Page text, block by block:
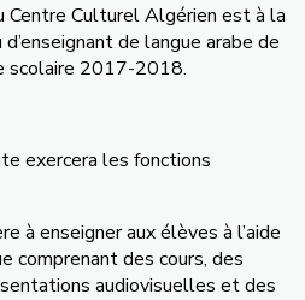
Centre Culturel Algérien est à la
de langue arabe de
scolaire 2017-2018.
exercera les fonctions
à enseigner aux élèves à l’aide
comprenant des cours, des
audiovisuelles et des